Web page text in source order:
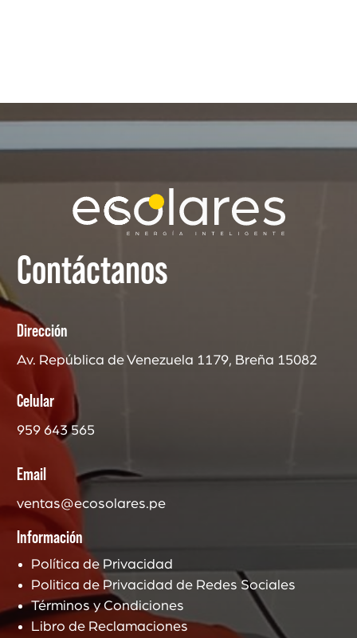
Contáctanos
Dirección
Av. República de Venezuela 1179, Breña 15082
Celular
959 643 565
Email
ventas@ecosolares.pe
Información
Política de Privacidad
Politica de Privacidad de Redes Sociales
Términos y Condiciones
Libro de Reclamaciones